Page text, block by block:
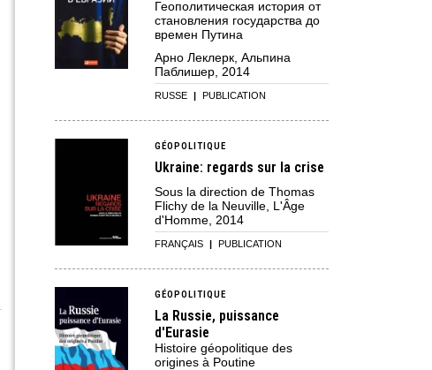
Геополитическая история от
становления государства до
времен Путина
Арно Леклерк, Альпина
Паблишер, 2014
RUSSE | PUBLICATION
GÉOPOLITIQUE
Ukraine: regards sur la crise
Sous la direction de Thomas
Flichy de la Neuville, L'Âge
d'Homme, 2014
FRANÇAIS | PUBLICATION
GÉOPOLITIQUE
La Russie, puissance
d'Eurasie
Histoire géopolitique des
origines à Poutine